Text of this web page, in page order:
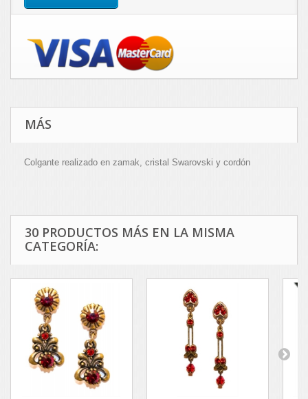
MÁS
Colgante realizado en zamak, cristal Swarovski y cordón
30 PRODUCTOS MÁS EN LA MISMA
CATEGORÍA: